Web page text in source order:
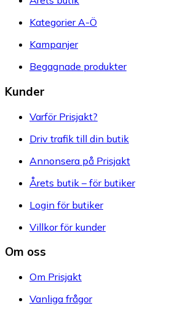
Kategorier A-Ö
Kampanjer
Begagnade produkter
Kunder
Varför Prisjakt?
Driv trafik till din butik
Annonsera på Prisjakt
Årets butik – för butiker
Login för butiker
Villkor för kunder
Om oss
Om Prisjakt
Vanliga frågor